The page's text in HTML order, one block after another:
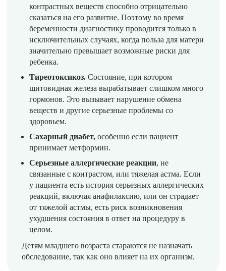
контрастных веществ способно отрицательно
сказаться на его развитие. Поэтому во время
беременности диагностику проводится только в
исключительных случаях, когда польза для матери
значительно превышает возможные риски для
ребенка.
Тиреотоксикоз. Состояние, при котором
щитовидная железа вырабатывает слишком много
гормонов. Это вызывает нарушение обмена
веществ и другие серьезные проблемы со
здоровьем.
Сахарный диабет, особенно если пациент
принимает метформин.
Серьезные аллергические реакции, не
связанные с контрастом, или тяжелая астма. Если
у пациента есть история серьезных аллергических
реакций, включая анафилаксию, или он страдает
от тяжелой астмы, есть риск возникновения
ухудшения состояния в ответ на процедуру в
целом.
Детям младшего возраста стараются не назначать
обследование, так как оно влияет на их организм.